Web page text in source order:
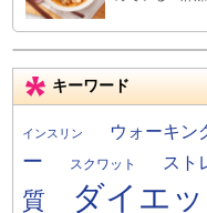
キーワード
インスリン ウォーキン
ー
スクワット スト
質
ダイエッ